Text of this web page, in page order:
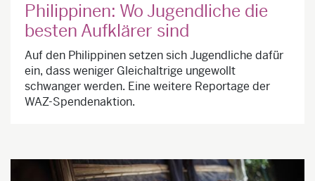
Philippinen: Wo Jugendliche die
besten Aufklärer sind
Auf den Philippinen setzen sich Jugendliche dafür
ein, dass weniger Gleichaltrige ungewollt
schwanger werden. Eine weitere Reportage der
WAZ-Spendenaktion.